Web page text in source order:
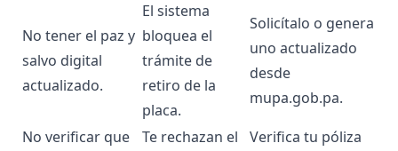
No tener el paz y
salvo digital
actualizado.
El sistema
bloquea el
trámite de
retiro de la
placa.
Solicítalo o genera
uno actualizado
desde
mupa.gob.pa.
No verificar que
Te rechazan el
Verifica tu póliza